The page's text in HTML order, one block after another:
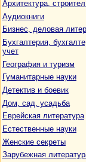
Архитектура,
Аудиокниги
Бизнес, деловая
Бухгалтерия,
учет
География и туризм
Гуманитарные науки
Детектив и боевик
Дом, сад, усадьба
Еврейская литература
Естественные науки
Женские секреты
Зарубежная